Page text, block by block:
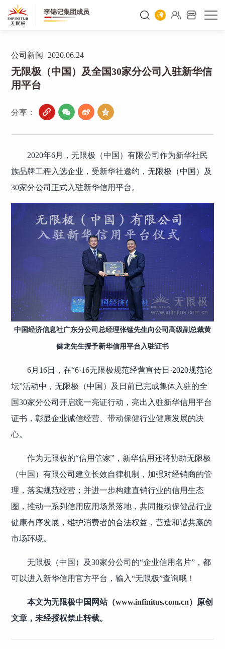
李锦记集团成员
公司新闻 /2020.06.24
无限极（中国）及全国30家分公司入驻新华信
用平台
分享：
2020年6月，无限极（中国）有限公司作为新华社民
族品牌工程入选企业，受新华社邀约，无限极（中国）及
30家分公司正式入驻新华信用平台。
中国经济信息社广东分公司总经理张锰先生向公司高级副总裁黄
健龙先生授予新华信用平台入驻证书
6月16日，在“6·16无限极规范经营宣传日·2020规范论
坛”活动中，无限极（中国）及日前已完成集体入驻的全
国30家分公司开启统一亮证行动，亮出入驻新华信用平台
证书，彰显企业诚信经营、带动保健行业健康发展的决
心。
作为无限极的“信用管家”，新华信用还将协助无限极
（中国）有限公司建立长效自律机制，加强对经销商的管
理，落实规范经营；并进一步构建直销行业的信用生态
圈，推动一系列信用应用场景落地，共同推动保健品行业
健康有序发展，维护消费者的合法权益，营造和谐共赢的
市场环境。
无限极（中国）及30家分公司的“企业信用名片”，都
可以进入新华信用官方平台，输入“无限极”查询哦！
本文为无限极中国网站（www.infinitus.com.cn）原创
文章，未经授权禁止转载。